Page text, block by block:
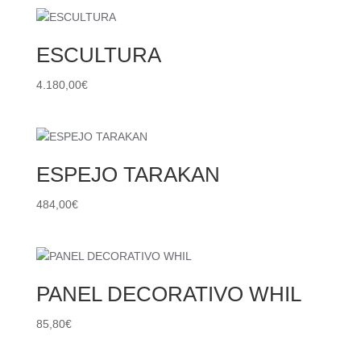
ESCULTURA
4.180,00€
ESPEJO TARAKAN
484,00€
PANEL DECORATIVO WHIL
85,80€